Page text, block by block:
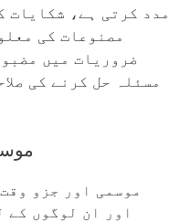
مدد کرتی ہے، شکایات
مصنوعات کی
ضروریات میں
مسئلہ حل کرنے کی
موسمی اور جزو
اور ان لوگوں کے